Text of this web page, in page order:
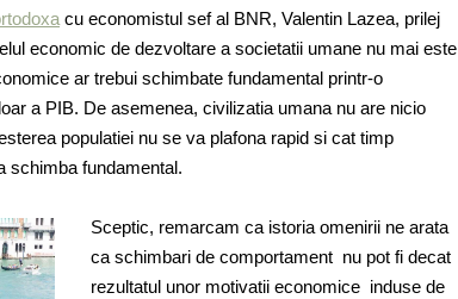
cu economistul sef al BNR, Valentin Lazea, prilej
economic de dezvoltare a societatii umane nu mai este
ar trebui schimbate fundamental printr-o
a PIB. De asemenea, civilizatia umana nu are nicio
populatiei nu se va plafona rapid si cat timp
schimba fundamental.
Sceptic, remarcam ca istoria omenirii ne arata
ca schimbari de comportament nu pot fi decat
rezultatul unor motivatii economice induse de